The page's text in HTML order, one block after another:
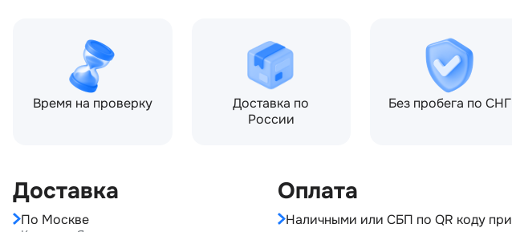
Время на проверку
Доставка по
России
Без пробега по СНГ
Доставка
По Москве
Оплата
Наличными или СБП по QR коду при